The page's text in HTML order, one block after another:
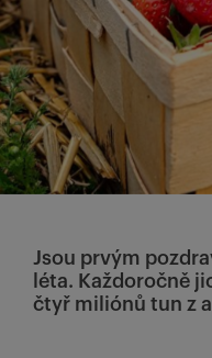
Jsou prvým
léta. Každoročně
čtyř miliónů tun z